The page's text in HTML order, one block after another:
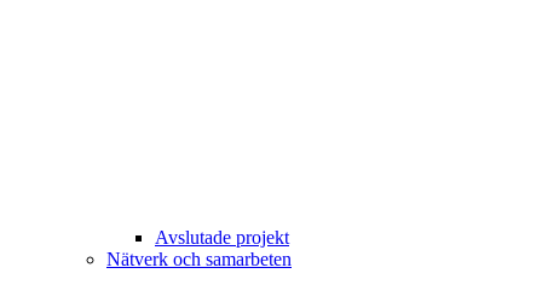
Avslutade projekt
Nätverk och samarbeten